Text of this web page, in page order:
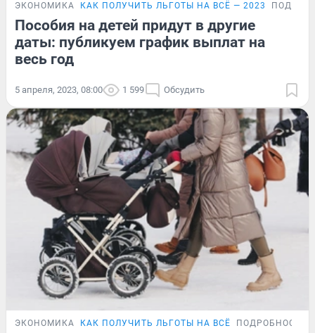
ЭКОНОМИКА КАК ПОЛУЧИТЬ ЛЬГОТЫ НА ВСЁ — 2023
Пособия на детей придут в другие
даты: публикуем график выплат на
весь год
5 апреля, 2023, 08:00 1 599 Обсудить
ЭКОНОМИКА КАК ПОЛУЧИТЬ ЛЬГОТЫ НА ВСЁ ПОДРОБНОСТИ